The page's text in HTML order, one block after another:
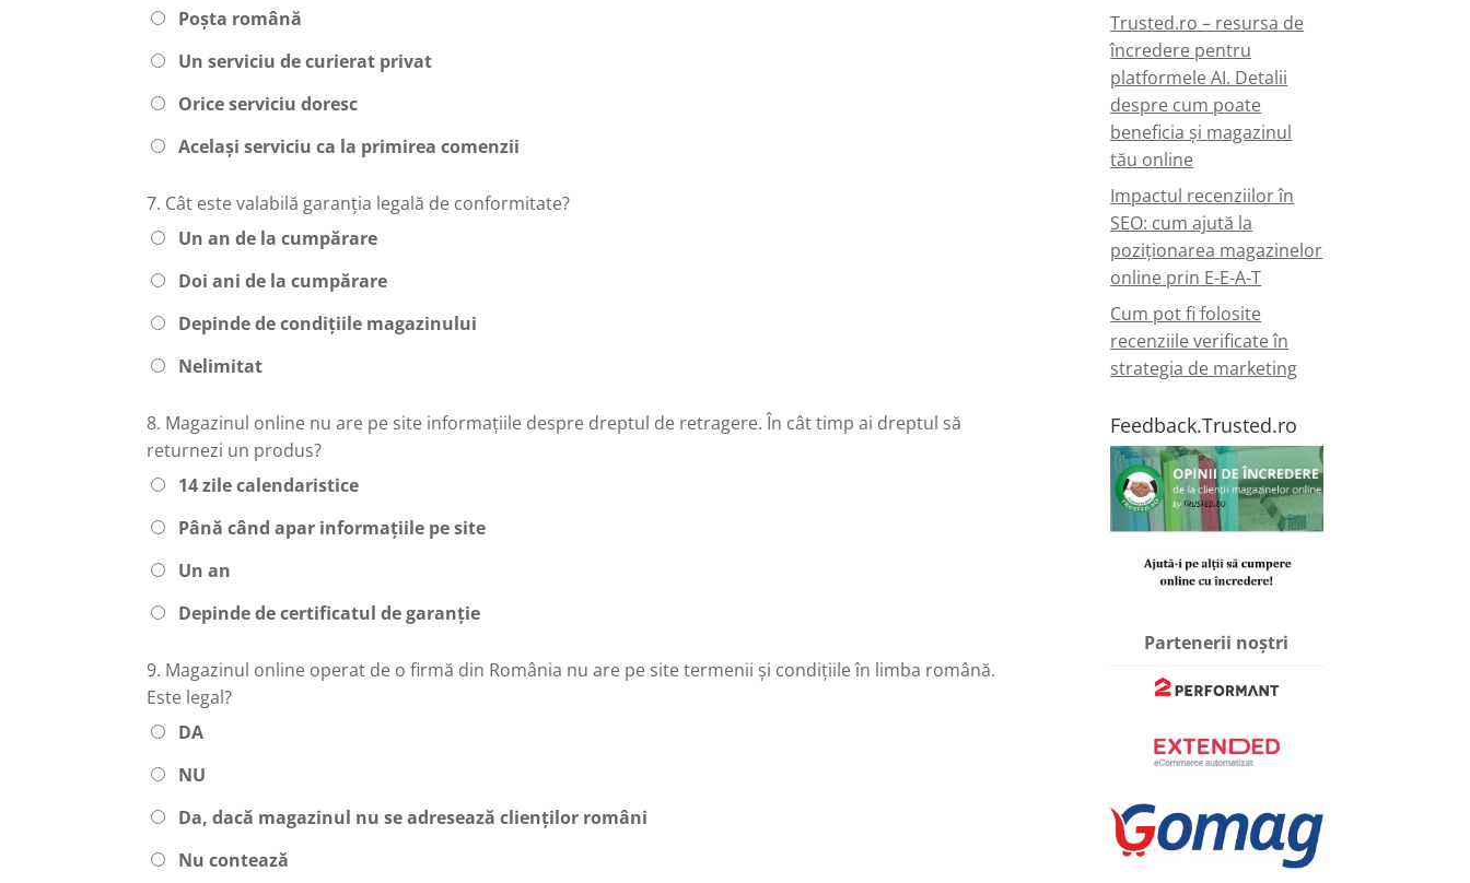
Poșta română
Un serviciu de curierat privat
Orice serviciu doresc
Același serviciu ca la primirea comenzii
7. Cât este valabilă garanția legală de conformitate?
Un an de la cumpărare
Doi ani de la cumpărare
Depinde de condițiile magazinului
Nelimitat
8. Magazinul online nu are pe site informațiile despre dreptul de retragere. În cât timp ai dreptul să
returnezi un produs?
14 zile calendaristice
Până când apar informațiile pe site
Un an
Depinde de certificatul de garanție
9. Magazinul online operat de o firmă din România nu are pe site termenii și condițiile în limba română.
Este legal?
DA
NU
Da, dacă magazinul nu se adresează clienților români
Nu contează
Trusted.ro – resursa de
încredere pentru
platformele AI. Detalii
despre cum poate
beneficia și magazinul
tău online
Impactul recenziilor în
SEO: cum ajută la
poziționarea magazinelor
online prin E-E-A-T
Cum pot fi folosite
recenziile verificate în
strategia de marketing
Feedback.Trusted.ro
Partenerii noștri